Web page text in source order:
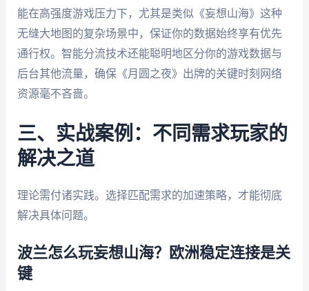
能在高强度游戏压力下，尤其是类似《妄想山海》这种
无缝大地图的复杂场景中，保证你的数据始终享有优先
通行权。智能分流技术还能聪明地区分你的游戏数据与
后台其他流量，确保《月圆之夜》出牌的关键时刻网络
资源毫不吝啬。
三、实战案例：不同需求玩家的
解决之道
理论需付诸实践。选择匹配需求的加速策略，才能彻底
解决具体问题。
波兰怎么玩妄想山海？欧洲稳定连接是关
键